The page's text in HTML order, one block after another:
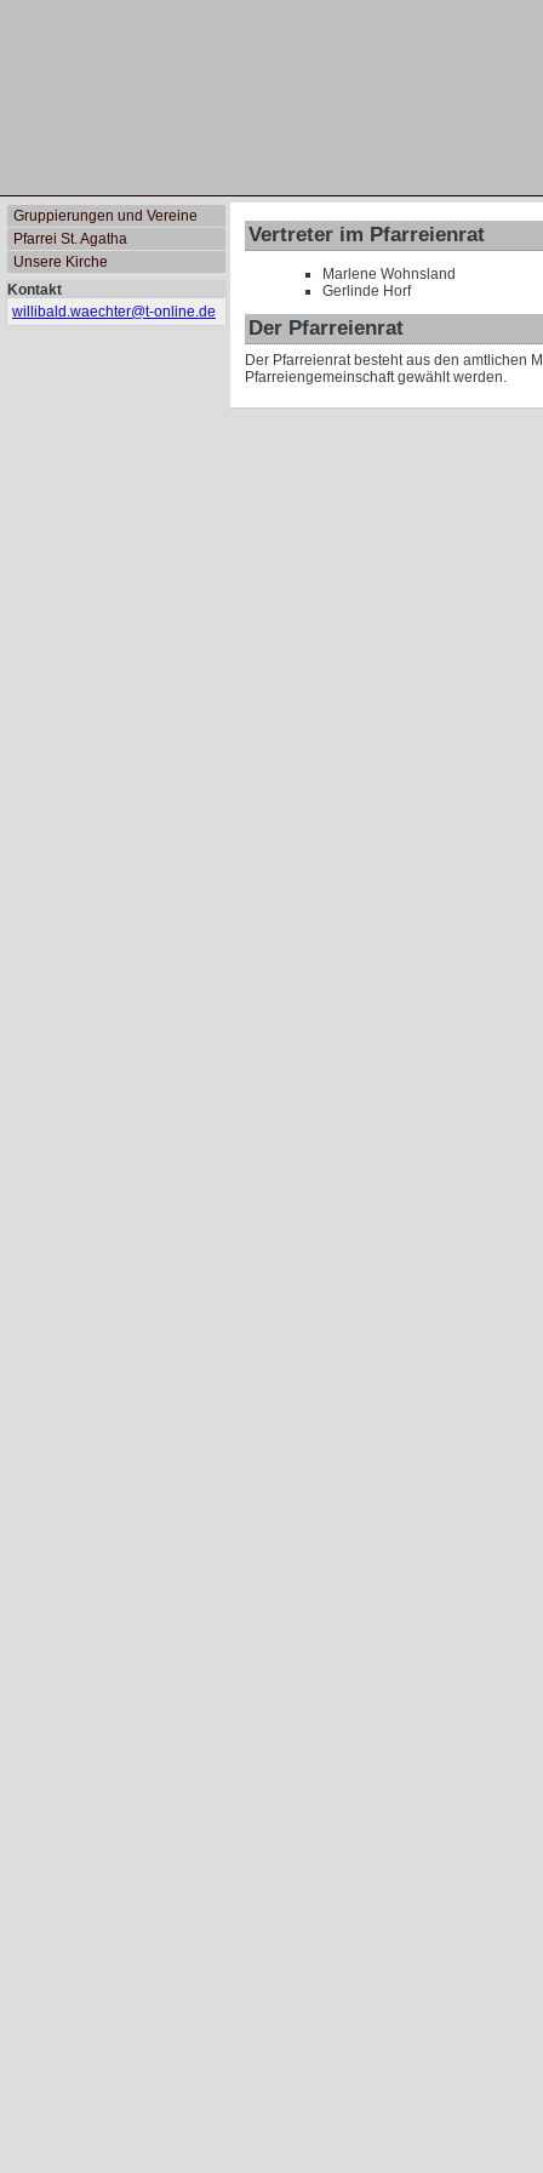
Gruppierungen und Vereine
Pfarrei St. Agatha
Unsere Kirche
Kontakt
willibald.waechter@t-online.de
Vertreter im Pfarreienrat
Marlene Wohnsland
Gerlinde Horf
Der Pfarreienrat
Der Pfarreienrat besteht aus den amtlichen
Pfarreiengeme­inschaft gewählt werden.